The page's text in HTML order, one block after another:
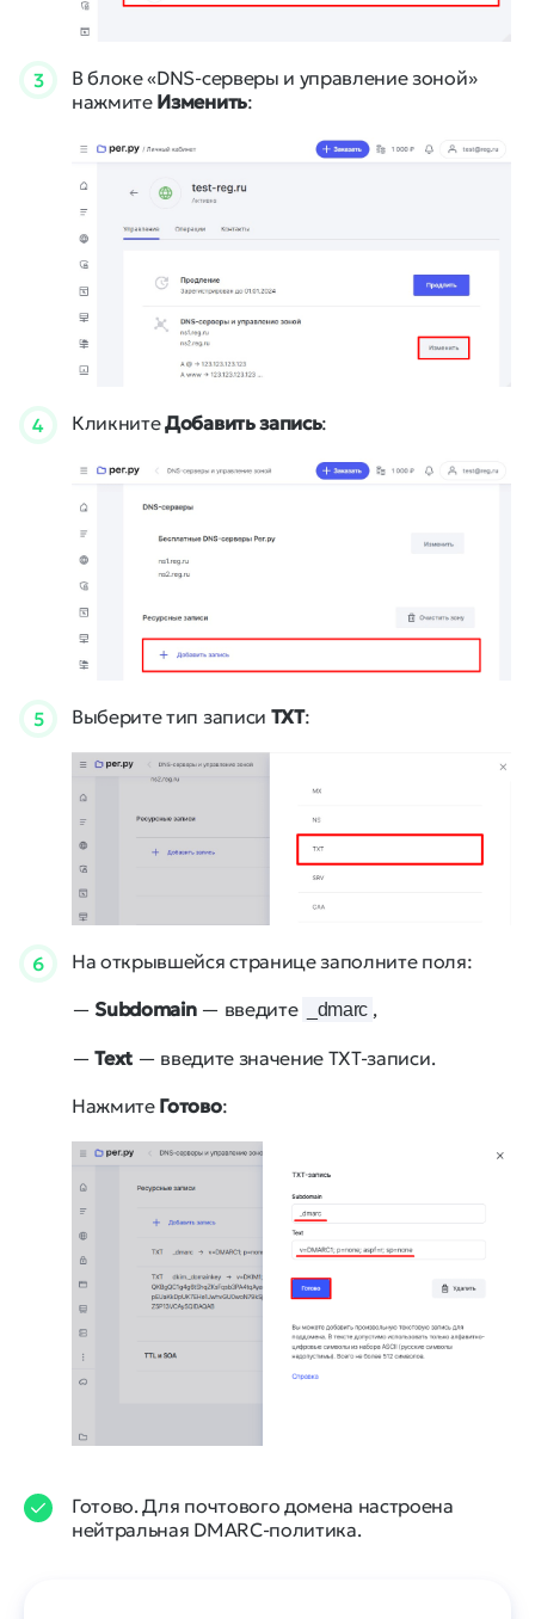
3
В блоке «DNS-серверы и управление зоной»
нажмите Изменить:
4 КликнитеДобавить запись:
5 Выберите тип записи ТХТ:
6
На открывшейся странице заполните поля:
— Subdomain — введите _dmarc ,
—Text — введите значение TXT-записи.
Нажмите Готово:
Готово. Для почтового домена настроена
нейтральная DMARC-политика.